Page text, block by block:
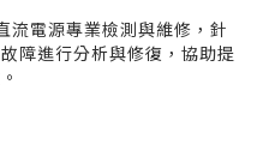
流電源專業檢測與維修，針
障進行分析與修復，協助提